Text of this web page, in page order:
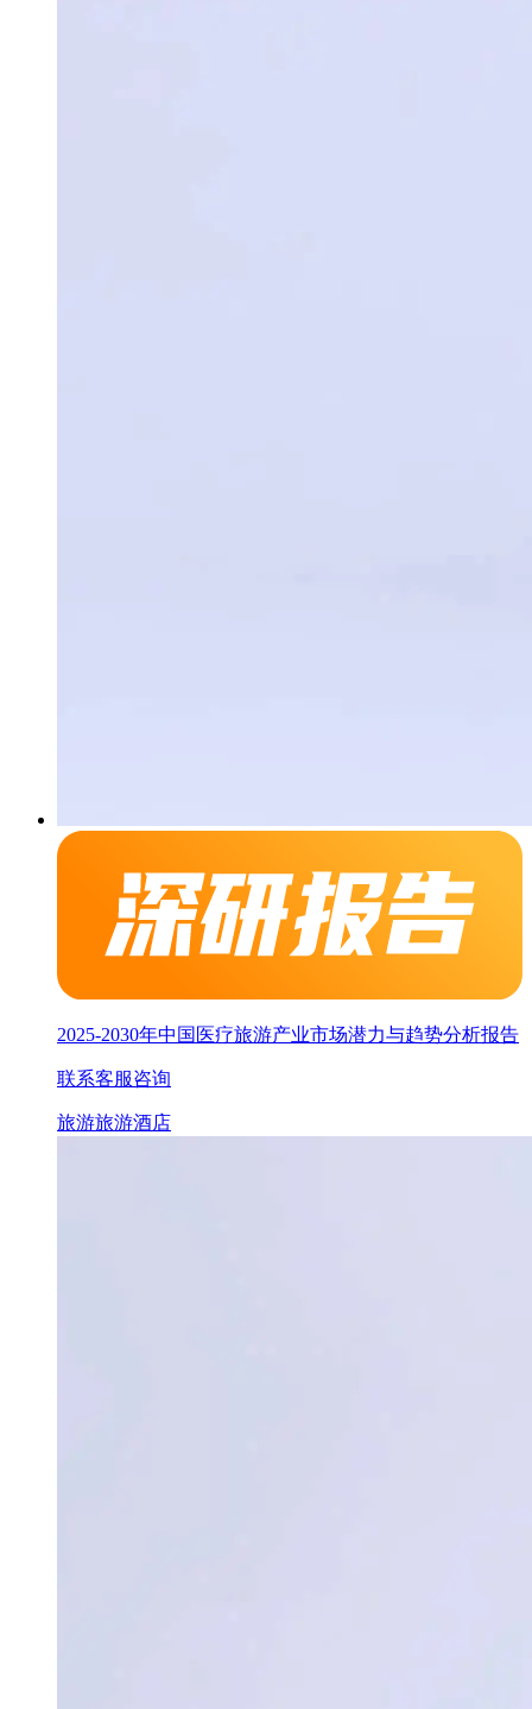
2025-2030年中国医疗旅游产业市场潜力与趋势分析报告
联系客服咨询
旅游旅游酒店